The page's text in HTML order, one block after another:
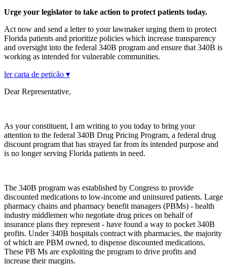
Urge your legislator to take action to protect patients today.
Act now and send a letter to your lawmaker urging them to protect
Florida patients and prioritize policies which increase transparency
and oversight into the federal 340B program and ensure that 340B is
working as intended for vulnerable communities.
ler carta de petição ▾
Dear Representative,
As your constituent, I am writing to you today to bring your
attention to the federal 340B Drug Pricing Program, a federal drug
discount program that has strayed far from its intended purpose and
is no longer serving Florida patients in need.
The 340B program was established by Congress to provide
discounted medications to low-income and uninsured patients. Large
pharmacy chains and pharmacy benefit managers (PBMs) - health
industry middlemen who negotiate drug prices on behalf of
insurance plans they represent - have found a way to pocket 340B
profits. Under 340B hospitals contract with pharmacies, the majority
of which are PBM owned, to dispense discounted medications.
These PB Ms are exploiting the program to drive profits and
increase their margins.